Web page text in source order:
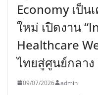
Economy เป็น
ใหม่ เปิดงาน
Healthcare
ไทยสู่ศูนย์กลา
09/07/2026 admin